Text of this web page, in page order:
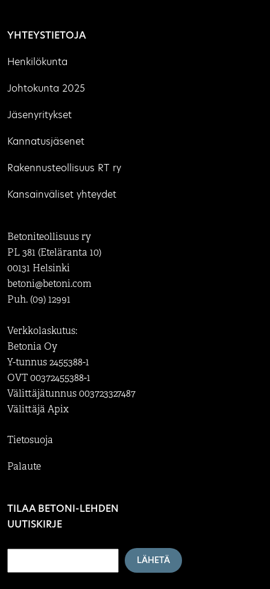
YHTEYSTIETOJA
Henkilökunta
Johtokunta 2025
Jäsenyritykset
Kannatusjäsenet
Rakennusteollisuus RT ry
Kansainväliset yhteydet
Betoniteollisuus ry
PL 381 (Eteläranta 10)
00131 Helsinki
betoni@betoni.com
Puh. (09) 12991
Verkkolaskutus:
Betonia Oy
Y-tunnus 2455388-1
OVT 00372455388-1
Välittäjätunnus 003723327487
Välittäjä Apix
Tietosuoja
Palaute
TILAA BETONI-LEHDEN
UUTISKIRJE
LÄHETÄ